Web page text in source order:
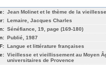
Jean Molinet et le thème de la vieillesse
Lemaire, Jacques Charles
Sénéfiance, 19, page (169-180)
Publié, 1987
Langue et littérature françaises
Vieillesse et vieillissement au Moyen
universitaires de Provence